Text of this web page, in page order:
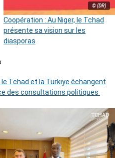
© (DR)
Coopération : Au Niger, le Tchad
présente sa vision sur les
diasporas
le Tchad et la Türkiye échangent
des consultations politiques